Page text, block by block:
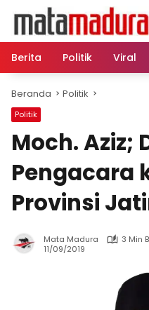
konten
Berita
Politik Viral
Beranda Politik
Politik
Moch. Aziz;
Pengacara
Provinsi
Mata Madura
3 Min
11/09/2019